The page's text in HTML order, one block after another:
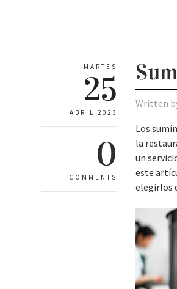
MARTES
25
ABRIL 2023
0
COMMENTS
Written
Los
la
un
este
elegirlos